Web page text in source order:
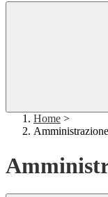
Home >